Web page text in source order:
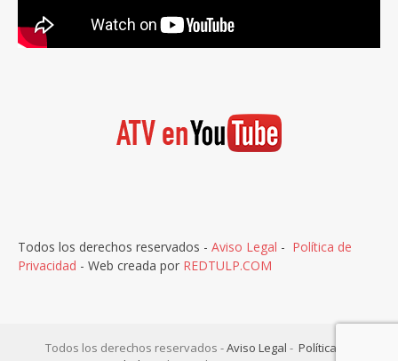
Todos los derechos reservados - Aviso Legal - Política de
Privacidad - Web creada por REDTULP.COM
Todos los derechos reservados -Aviso Legal - Política de